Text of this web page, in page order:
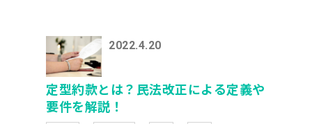
2022.4.20
定型約款とは？民法改正による定義や
要件を解説！